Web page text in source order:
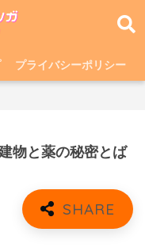
プライバシーポリシー
物と薬の秘密とば